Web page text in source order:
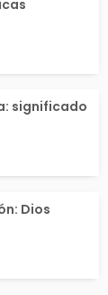
significado
Dios